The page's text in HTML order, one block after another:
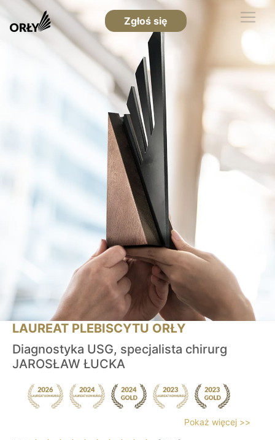
Zgłoś się
LAUREAT PLEBISCYTU ORŁY
Diagnostyka USG, specjalista chirurg
JAROSŁAW ŁUCKA
Pokaż więcej >>